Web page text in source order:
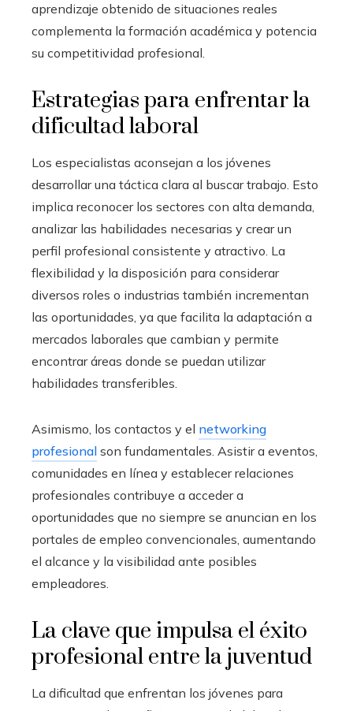
aprendizaje obtenido de situaciones reales
complementa la formación académica y potencia
su competitividad profesional.
Estrategias para enfrentar la
dificultad laboral
Los especialistas aconsejan a los jóvenes
desarrollar una táctica clara al buscar trabajo. Esto
implica reconocer los sectores con alta demanda,
analizar las habilidades necesarias y crear un
perfil profesional consistente y atractivo. La
flexibilidad y la disposición para considerar
diversos roles o industrias también incrementan
las oportunidades, ya que facilita la adaptación a
mercados laborales que cambian y permite
encontrar áreas donde se puedan utilizar
habilidades transferibles.
Asimismo, los contactos y el networking
profesional son fundamentales. Asistir a eventos,
comunidades en línea y establecer relaciones
profesionales contribuye a acceder a
oportunidades que no siempre se anuncian en los
portales de empleo convencionales, aumentando
el alcance y la visibilidad ante posibles
empleadores.
La clave que impulsa el éxito
profesional entre la juventud
La dificultad que enfrentan los jóvenes para